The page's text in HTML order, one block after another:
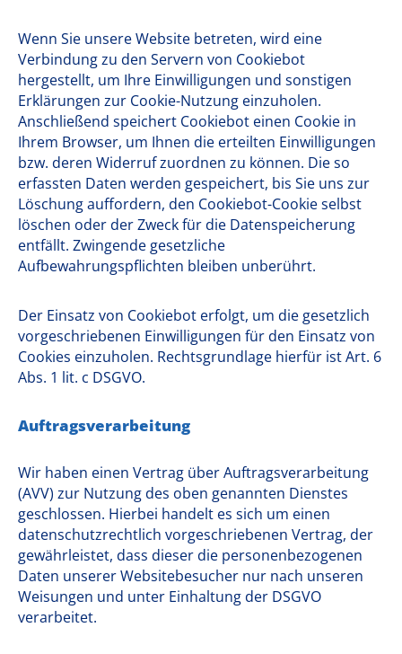
Wenn Sie unsere Website betreten, wird eine
Verbindung zu den Servern von Cookiebot
hergestellt, um Ihre Einwilligungen und sonstigen
Erklärungen zur Cookie-Nutzung einzuholen.
Anschließend speichert Cookiebot einen Cookie in
Ihrem Browser, um Ihnen die erteilten Einwilligungen
bzw. deren Widerruf zuordnen zu können. Die so
erfassten Daten werden gespeichert, bis Sie uns zur
Löschung auffordern, den Cookiebot-Cookie selbst
löschen oder der Zweck für die Datenspeicherung
entfällt. Zwingende gesetzliche
Aufbewahrungspflichten bleiben unberührt.
Der Einsatz von Cookiebot erfolgt, um die gesetzlich
vorgeschriebenen Einwilligungen für den Einsatz von
Cookies einzuholen. Rechtsgrundlage hierfür ist Art. 6
Abs. 1 lit. c DSGVO.
Auftragsverarbeitung
Wir haben einen Vertrag über Auftragsverarbeitung
(AVV) zur Nutzung des oben genannten Dienstes
geschlossen. Hierbei handelt es sich um einen
datenschutzrechtlich vorgeschriebenen Vertrag, der
gewährleistet, dass dieser die personenbezogenen
Daten unserer Websitebesucher nur nach unseren
Weisungen und unter Einhaltung der DSGVO
verarbeitet.